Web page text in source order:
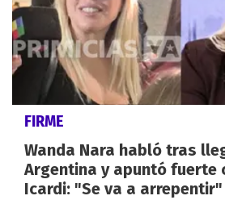
FIRME
Wanda Nara habló tras
Argentina y apuntó fuerte
Icardi: "Se va a arrepentir"